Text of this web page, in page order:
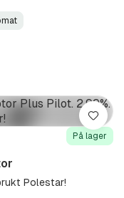
På lager
Polestar!
Lagre